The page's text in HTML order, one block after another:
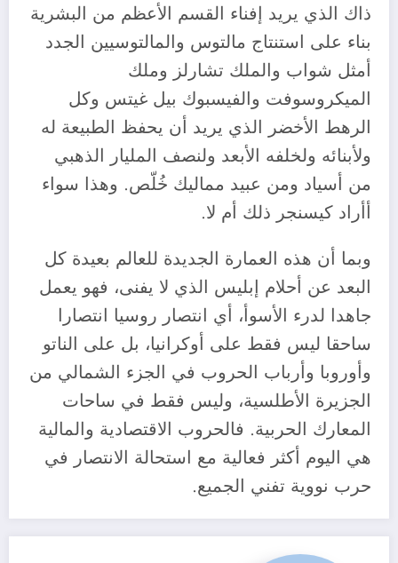
ذاك الذي يريد إفناء القسم الأعظم من البشرية
بناء على استنتاج مالتوس والمالتوسيين الجدد
أمثل شواب والملك تشارلز وملك
الميكروسوفت والفيسبوك بيل غيتس وكل
الرهط الأخضر الذي يريد أن يحفظ الطبيعة له
ولأبنائه ولخلفه الأبعد ولنصف المليار الذهبي
من أسياد ومن عبيد مماليك خُلّص. وهذا سواء
أأراد كيسنجر ذلك أم لا.
وبما أن هذه العمارة الجديدة للعالم بعيدة كل
البعد عن أحلام إبليس الذي لا يفنى، فهو يعمل
جاهدا لدرء الأسوأ، أي انتصار روسيا انتصارا
ساحقا ليس فقط على أوكرانيا، بل على الناتو
وأوروبا وأرباب الحروب في الجزء الشمالي من
الجزيرة الأطلسية، وليس فقط في ساحات
المعارك الحربية. فالحروب الاقتصادية والمالية
هي اليوم أكثر فعالية مع استحالة الانتصار في
حرب نووية تفني الجميع.